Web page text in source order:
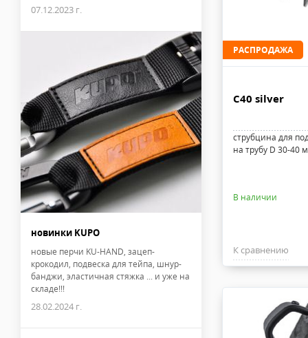
07.12.2023 г.
новинки KUPO
новые перчи KU-HAND, зацеп-
крокодил, подвеска для тейпа, шнур-
банджи, эластичная стяжка ... и уже на
складе!!!
28.02.2024 г.
РАСПРОДАЖА
C40 silver
струбцина для
на трубу D 30-40
В наличии
К сравнению